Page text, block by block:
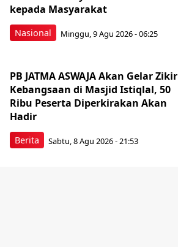
Nasional
kepada Masyarakat
Minggu, 9 Agu 2026 - 06:25
Berita
PB JATMA ASWAJA Akan Gelar Zikir
Kebangsaan di Masjid Istiqlal, 50
Ribu Peserta Diperkirakan Akan
Hadir
Sabtu, 8 Agu 2026 - 21:53